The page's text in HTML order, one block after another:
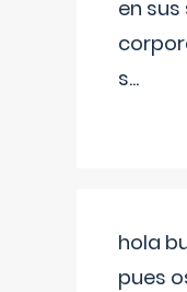
en
s...
hola
pues